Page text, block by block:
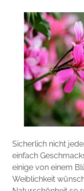
Sicherlich nicht
einfach
einige von einem
Weiblichkeit